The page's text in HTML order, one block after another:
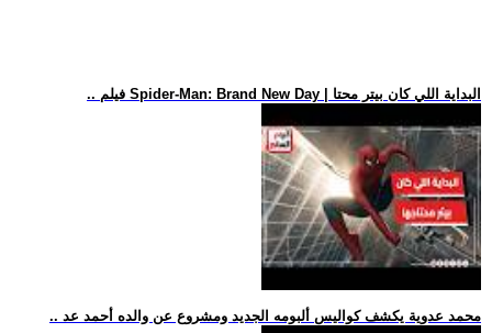
.. فيلم Spider-Man: Brand New Day | البداية اللي كان بيتر محتا
.. محمد عدوية يكشف كواليس ألبومه الجديد ومشروع عن والده أحمد عد